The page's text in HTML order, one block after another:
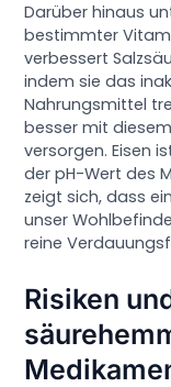
Darüber hinaus
bestimmter
verbessert
indem sie das
Nahrungsmittel
besser mit
versorgen. Eisen
der pH-Wert des
zeigt sich, dass
unser
reine
Risiken